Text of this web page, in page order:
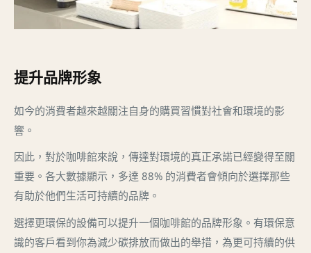
提升品牌形象
如今的消費者越來越關注自身的購買習慣對社會和環境的影
響。
因此，對於咖啡館來說，傳達對環境的真正承諾已經變得至關
重要。各大數據顯示，多達 88% 的消費者會傾向於選擇那些
有助於他們生活可持續的品牌。
選擇更環保的設備可以提升一個咖啡館的品牌形象。有環保意
識的客戶看到你為減少碳排放而做出的舉措，為更可持續的供